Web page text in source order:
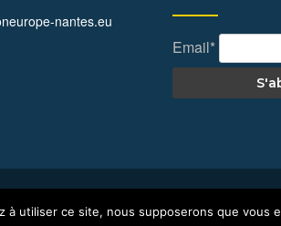
nantes.eu
Email*
utiliser ce site, nous supposerons que vous